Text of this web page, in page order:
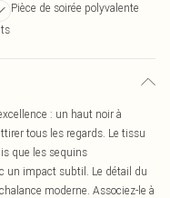
Pièce de soirée polyvalente
: un haut noir à
tous les regards. Le tissu
que les sequins
un impact subtil. Le détail du
moderne. Associez-le à